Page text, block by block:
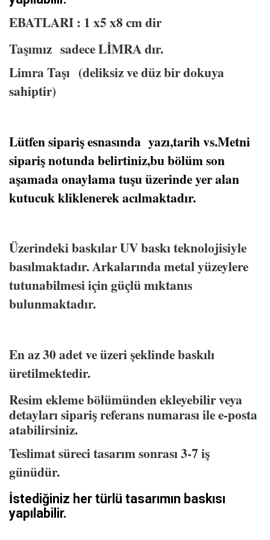
EBATLARI : 1 x5 x8 cm dir
Taşımız sadece LİMRA dır.
Limra Taşı (deliksiz ve düz bir dokuya
sahiptir)
Lütfen sipariş esnasında yazı,tarih vs.Metni
sipariş notunda belirtiniz,bu bölüm son
aşamada onaylama tuşu üzerinde yer alan
kutucuk kliklenerek acılmaktadır.
Üzerindeki baskılar UV baskı teknolojisiyle
basılmaktadır. Arkalarında metal yüzeylere
tutunabilmesi için güçlü mıktanıs
bulunmaktadır.
En az 30 adet ve üzeri şeklinde baskılı
üretilmektedir.
Resim ekleme bölümünden ekleyebilir veya
detayları sipariş referans numarası ile e-posta
atabilirsiniz.
Teslimat süreci tasarım sonrası 3-7 iş
günüdür.
İstediğiniz her türlü tasarımın baskısı
yapılabilir.